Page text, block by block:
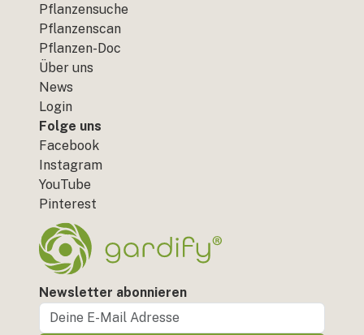
Pflanzensuche
Pflanzenscan
Pflanzen-Doc
Über uns
News
Login
Folge uns
Facebook
Instagram
YouTube
Pinterest
Newsletter abonnieren